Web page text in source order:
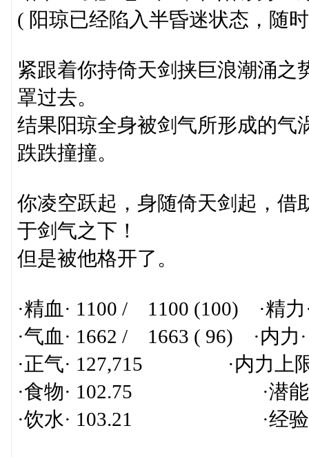
( 阳琼已经陷入半昏迷状态，随
紧跟着你持倚天剑挟巨浪潮涌之
罩过去。
结果阳琼全身被剑气所形成的气
跌跌撞撞。
你凌空跃起，身随倚天剑起，借
于剑气之下！
但是被他格开了。
·精血· 1100 / 1100 (100) ·精
·气血· 1662 / 1663 ( 96) ·内力
·正气· 127,715 ·内力上限
·食物· 102.75 ·潜能·
·饮水· 103.21 ·经验·